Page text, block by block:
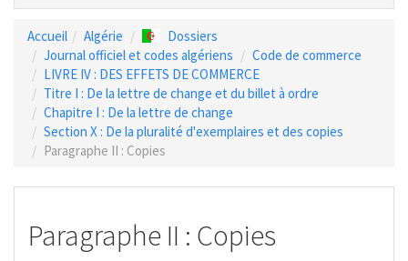
Accueil Algérie
Dossiers
Journal officiel et codes algériens
Code de commerce
LIVRE IV : DES EFFETS DE COMMERCE
Titre I : De la lettre de change et du billet à ordre
Chapitre I : De la lettre de change
Section X : De la pluralité d'exemplaires et des copies
Paragraphe II : Copies
Paragraphe II : Copies